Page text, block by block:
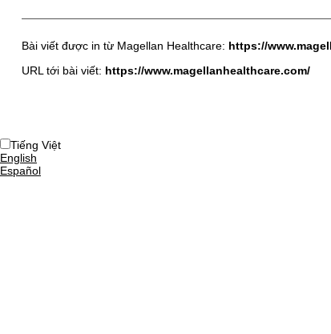
Bài viết được in từ Magellan Healthcare: https://
URL tới bài viết: https://www.magellanhealthcare.com/
Tiếng Việt
English
Español